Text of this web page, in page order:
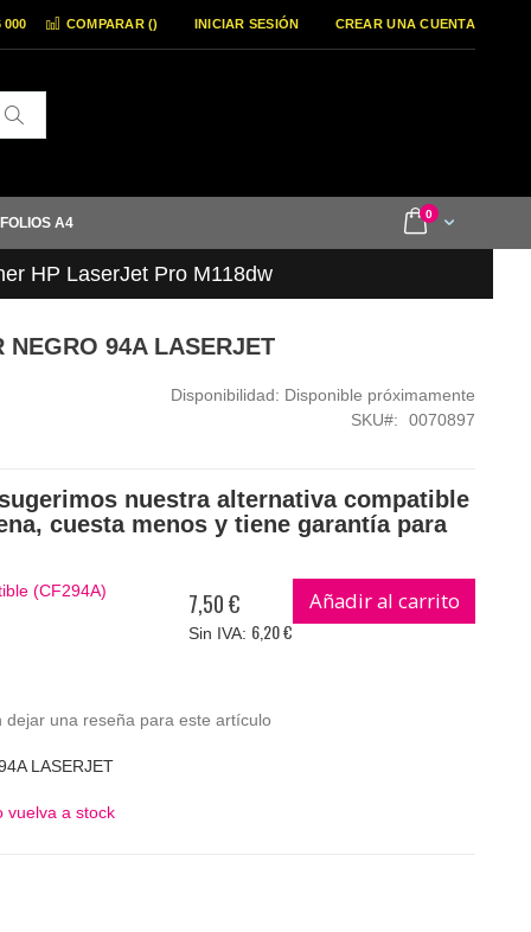
COMPARAR () INICIAR SESIÓN CREAR UNA CUENTA
000
Cart
0items
A4
HP LaserJet Pro M118dw
NEGRO 94A LASERJET
Disponibilidad: Disponible próximamente
SKU
0070897
nuestra alternativa compatible
cuesta menos y tiene garantía para
(CF294A) 7,50 €
6,20 €
Añadir al carrito
dejar una reseña para este artículo
LASERJET
vuelva a stock